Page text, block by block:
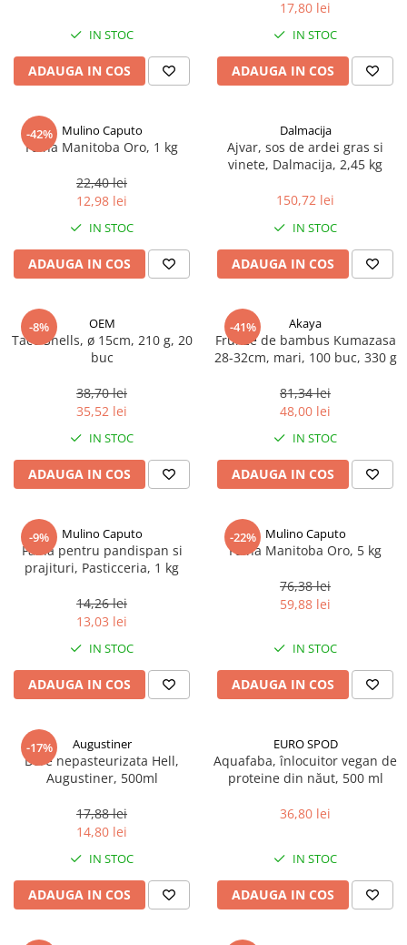
Sare de mare din Marea Nordului
Sare de mare din Oceanele Pacific
si Indian
Portugalia
Sare de roca
Sare speciala
Terine si placinte
Uleiuri speciale/presate la rece
Ulei de masline extravirgin
Ulei Gewurzgarten
Ulei Huilerie Beaujolaise
Ulei Huileries du Berry
Uleiuri aromatizate
Ulei Wiberg Gastro
Prajitore paine
Gratare
IN STOC
ADAUGA IN COS
17,80 lei
IN STOC
ADAUGA IN COS
-42% Mulino Caputo
Faina Manitoba Oro, 1 kg
22,40 lei
12,98 lei
IN STOC
ADAUGA IN COS
Dalmacija
Ajvar, sos de ardei gras si
vinete, Dalmacija, 2,45 kg
150,72 lei
IN STOC
ADAUGA IN COS
-8% OEM
Taco Shells, ø 15cm, 210 g, 20
buc
38,70 lei
35,52 lei
IN STOC
ADAUGA IN COS
-41% Akaya
Frunze de bambus Kumazasa
28-32cm, mari, 100 buc, 330 g
81,34 lei
48,00 lei
IN STOC
ADAUGA IN COS
-9% Mulino Caputo
Faina pentru pandispan si
prajituri, Pasticceria, 1 kg
14,26 lei
13,03 lei
IN STOC
ADAUGA IN COS
-22% Mulino Caputo
Faina Manitoba Oro, 5 kg
76,38 lei
59,88 lei
IN STOC
ADAUGA IN COS
-17% Augustiner
Bere nepasteurizata Hell,
Augustiner, 500ml
17,88 lei
14,80 lei
IN STOC
ADAUGA IN COS
EURO SPOD
Aquafaba, înlocuitor vegan de
proteine ​​din năut, 500 ml
36,80 lei
IN STOC
ADAUGA IN COS